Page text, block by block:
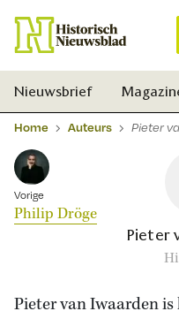
Nieuwsbrief
Home Auteurs Pieter
Vorige
Philip Dröge
Pieter
Pieter van Iwaarden